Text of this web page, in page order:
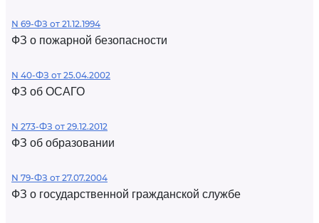
N 69-ФЗ от 21.12.1994
ФЗ о пожарной безопасности
N 40-ФЗ от 25.04.2002
ФЗ об ОСАГО
N 273-ФЗ от 29.12.2012
ФЗ об образовании
N 79-ФЗ от 27.07.2004
ФЗ о государственной гражданской службе